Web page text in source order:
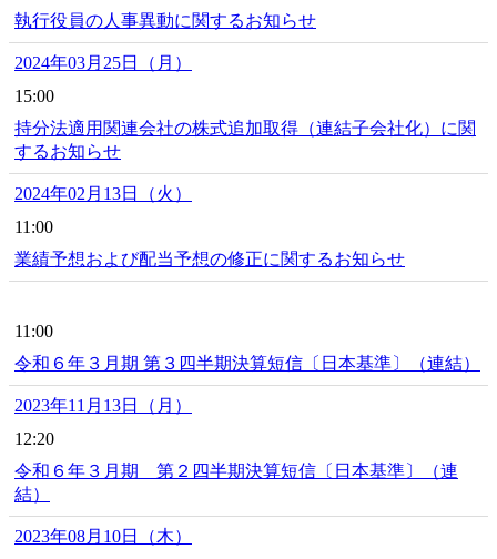
執行役員の人事異動に関するお知らせ
2024年03月25日（月）
15:00
持分法適用関連会社の株式追加取得（連結子会社化）に関
するお知らせ
2024年02月13日（火）
11:00
業績予想および配当予想の修正に関するお知らせ
11:00
令和６年３月期 第３四半期決算短信〔日本基準〕（連結）
2023年11月13日（月）
12:20
令和６年３月期 第２四半期決算短信〔日本基準〕（連
結）
2023年08月10日（木）